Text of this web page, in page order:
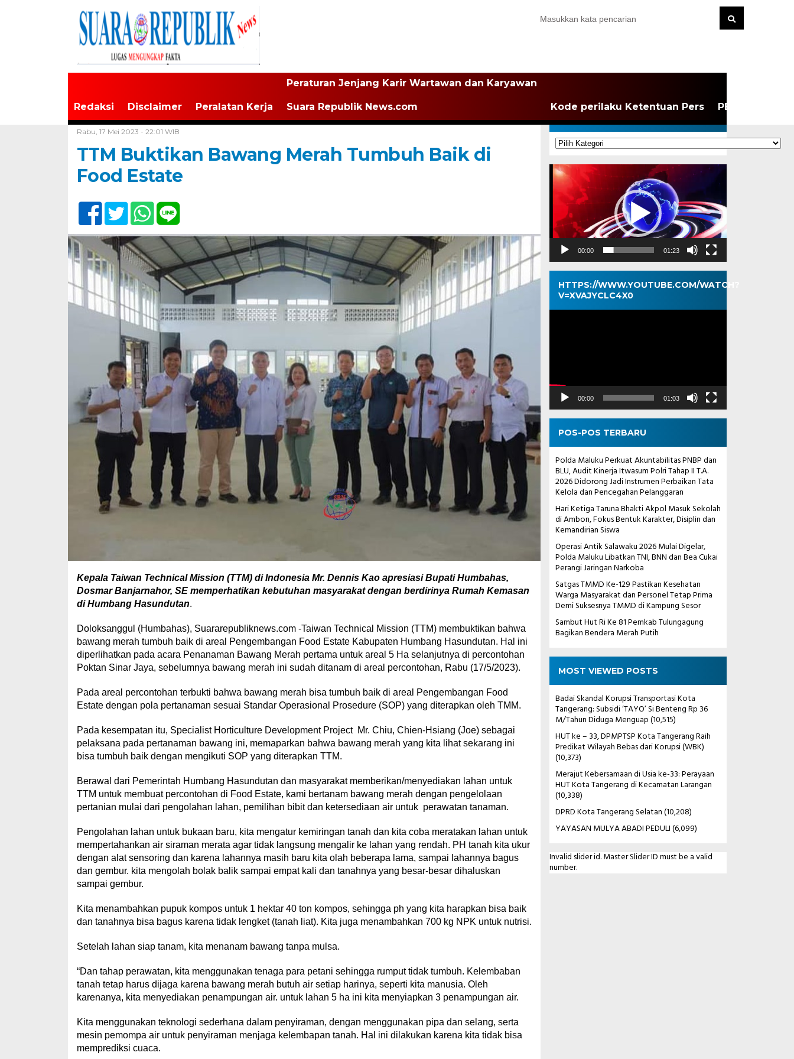
Redaksi Disclaimer Peralatan Kerja
Peraturan Jenjang Karir Wartawan dan Karyawan
Suara Republik News.com Kode perilaku Ketentuan Pers PEDOMAN
Rabu, 17 Mei 2023 - 22:01 WIB
TTM Buktikan Bawang Merah Tumbuh Baik di
Food Estate
Kepala Taiwan Technical Mission (TTM) di Indonesia Mr. Dennis Kao apresiasi Bupati Humbahas,
Dosmar Banjarnahor, SE memperhatikan kebutuhan masyarakat dengan berdirinya Rumah Kemasan
di Humbang Hasundutan.
Doloksanggul (Humbahas), Suararepubliknews.com -Taiwan Technical Mission (TTM) membuktikan bahwa
bawang merah tumbuh baik di areal Pengembangan Food Estate Kabupaten Humbang Hasundutan. Hal ini
diperlihatkan pada acara Penanaman Bawang Merah pertama untuk areal 5 Ha selanjutnya di percontohan
Poktan Sinar Jaya, sebelumnya bawang merah ini sudah ditanam di areal percontohan, Rabu (17/5/2023).
Pada areal percontohan terbukti bahwa bawang merah bisa tumbuh baik di areal Pengembangan Food
Estate dengan pola pertanaman sesuai Standar Operasional Prosedure (SOP) yang diterapkan oleh TMM.
Pada kesempatan itu, Specialist Horticulture Development Project Mr. Chiu, Chien-Hsiang (Joe) sebagai
pelaksana pada pertanaman bawang ini, memaparkan bahwa bawang merah yang kita lihat sekarang ini
bisa tumbuh baik dengan mengikuti SOP yang diterapkan TTM.
Berawal dari Pemerintah Humbang Hasundutan dan masyarakat memberikan/menyediakan lahan untuk
TTM untuk membuat percontohan di Food Estate, kami bertanam bawang merah dengan pengelolaan
pertanian mulai dari pengolahan lahan, pemilihan bibit dan ketersediaan air untuk perawatan tanaman.
Pengolahan lahan untuk bukaan baru, kita mengatur kemiringan tanah dan kita coba meratakan lahan untuk
mempertahankan air siraman merata agar tidak langsung mengalir ke lahan yang rendah. PH tanah kita ukur
dengan alat sensoring dan karena lahannya masih baru kita olah beberapa lama, sampai lahannya bagus
dan gembur. kita mengolah bolak balik sampai empat kali dan tanahnya yang besar-besar dihaluskan
sampai gembur.
Kita menambahkan pupuk kompos untuk 1 hektar 40 ton kompos, sehingga ph yang kita harapkan bisa baik
dan tanahnya bisa bagus karena tidak lengket (tanah liat). Kita juga menambahkan 700 kg NPK untuk nutrisi.
Setelah lahan siap tanam, kita menanam bawang tanpa mulsa.
“Dan tahap perawatan, kita menggunakan tenaga para petani sehingga rumput tidak tumbuh. Kelembaban
tanah tetap harus dijaga karena bawang merah butuh air setiap harinya, seperti kita manusia. Oleh
karenanya, kita menyediakan penampungan air. untuk lahan 5 ha ini kita menyiapkan 3 penampungan air.
Kita menggunakan teknologi sederhana dalam penyiraman, dengan menggunakan pipa dan selang, serta
mesin pemompa air untuk penyiraman menjaga kelembapan tanah. Hal ini dilakukan karena kita tidak bisa
memprediksi cuaca.
KATEGORI
Kategori
Pemutar
Video
00:00 01:23
HTTPS://WWW.YOUTUBE.COM/WATCH?
V=XVAJYCLC4X0
Pemutar
00:00 01:03
POS-POS TERBARU
Polda Maluku Perkuat Akuntabilitas PNBP dan
BLU, Audit Kinerja Itwasum Polri Tahap II T.A.
2026 Didorong Jadi Instrumen Perbaikan Tata
Kelola dan Pencegahan Pelanggaran
Hari Ketiga Taruna Bhakti Akpol Masuk Sekolah
di Ambon, Fokus Bentuk Karakter, Disiplin dan
Kemandirian Siswa
Operasi Antik Salawaku 2026 Mulai Digelar,
Polda Maluku Libatkan TNI, BNN dan Bea Cukai
Perangi Jaringan Narkoba
Satgas TMMD Ke-129 Pastikan Kesehatan
Warga Masyarakat dan Personel Tetap Prima
Demi Suksesnya TMMD di Kampung Sesor
Sambut Hut Ri Ke 81 Pemkab Tulungagung
Bagikan Bendera Merah Putih
MOST VIEWED POSTS
Badai Skandal Korupsi Transportasi Kota
Tangerang: Subsidi ‘TAYO’ Si Benteng Rp 36
M/Tahun Diduga Menguap(10,515)
HUT ke – 33, DPMPTSP Kota Tangerang Raih
Predikat Wilayah Bebas dari Korupsi (WBK)
(10,373)
Merajut Kebersamaan di Usia ke-33: Perayaan
HUT Kota Tangerang di Kecamatan Larangan
(10,338)
DPRD Kota Tangerang Selatan(10,208)
YAYASAN MULYA ABADI PEDULI(6,099)
Invalid slider id. Master Slider ID must be a valid
number.